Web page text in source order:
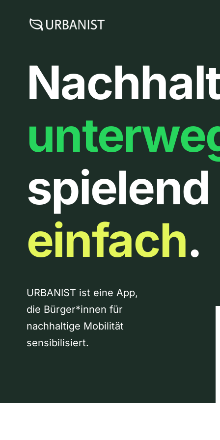
spielend
einfach.
URBANIST ist eine App,
die Bürger*innen für
nachhaltige Mobilität
sensibilisiert.